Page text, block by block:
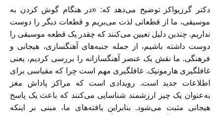
دکتر گرزیواکز توضیح می‌دهد که: «در هنگام گوش کردن به
موسیقی، ما از قطعاتی لذت می‌بریم و قطعات دیگر را دوست
نداریم. چندین دلیل تعیین می‌کنند که چقدر یک قطعه موسیقی را
دوست داشته باشیم، از جمله جنبه‌های آهنگسازی، هیجانی و
فرهنگی. ما نقش یک عنصر آهنگسازانه را بررسی کردیم، یعنی
غافلگیری هارمونیک. غافلگیری مهم است چرا که مقیاسی برای
اطلاعات جدید است. رویدادی است که مراکز پاداش مغز
به‌عنوان یک چیز ارزشمند شناسایی می‌کنند که باعث یک پاسخ
هیجانی مثبت می‌شود. بنابراین یافته‌های ما، مبنی بر اینکه